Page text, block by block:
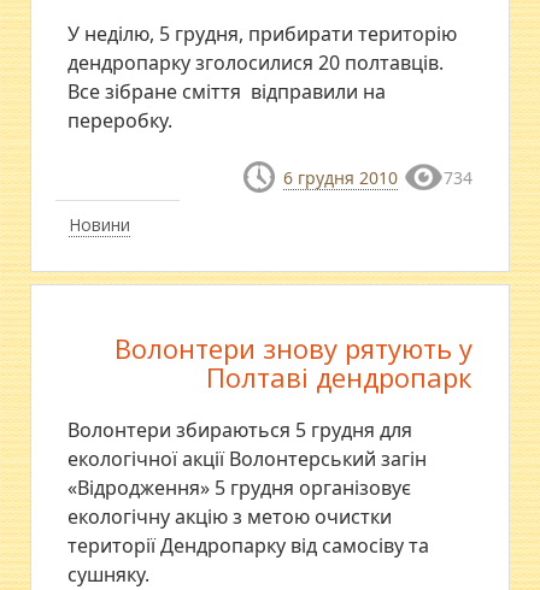
Новини
У неділю, 5 грудня, прибирати територію
дендропарку зголосилися 20 полтавців.
Все зібране сміття відправили на
переробку.
6 грудня 2010 734
Волонтери знову рятують у
Полтаві дендропарк
Волонтери збираються 5 грудня для
екологічної акції Волонтерський загін
«Відродження» 5 грудня організовує
екологічну акцію з метою очистки
території Дендропарку від самосіву та
сушняку.